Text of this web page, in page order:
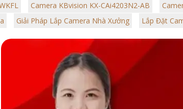
Camera KBvision KX-CAi4203N2-AB
Giải Pháp Lắp Camera Nhà Xưởng Lắp Đặt